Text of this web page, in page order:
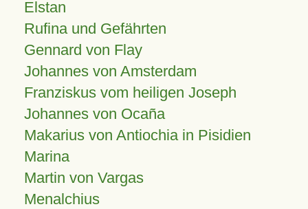
Elstan
Rufina und Gefährten
Gennard von Flay
Johannes von Amsterdam
Franziskus vom heiligen Joseph
Johannes von Ocaña
Makarius von Antiochia in Pisidien
Marina
Martin von Vargas
Menalchius